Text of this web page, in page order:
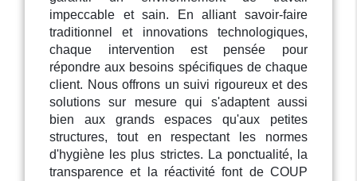
impeccable et sain. En alliant savoir-faire
traditionnel et innovations technologiques,
chaque intervention est pensée pour
répondre aux besoins spécifiques de chaque
client. Nous offrons un suivi rigoureux et des
solutions sur mesure qui s'adaptent aussi
bien aux grands espaces qu'aux petites
structures, tout en respectant les normes
d'hygiène les plus strictes. La ponctualité, la
transparence et la réactivité font de COUP